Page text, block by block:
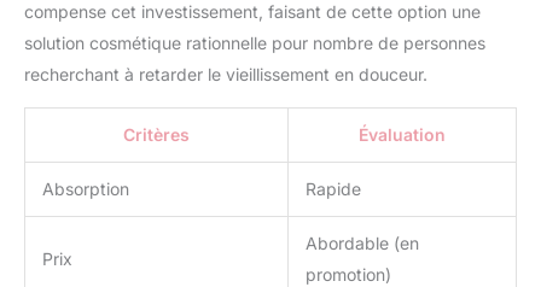
compense cet investissement, faisant de cette option une
solution cosmétique rationnelle pour nombre de personnes
recherchant à retarder le vieillissement en douceur.
Critères Évaluation
Absorption Rapide
Prix
Abordable (en
promotion)